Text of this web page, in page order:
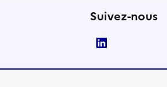
Suivez-nous